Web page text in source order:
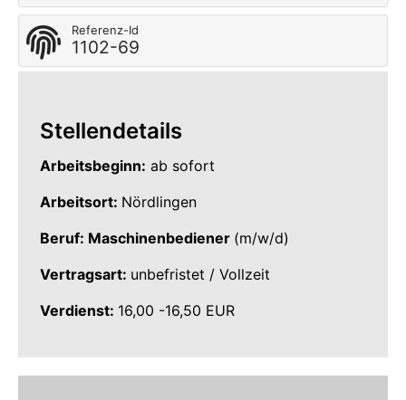
Referenz-Id
1102-69
Stellendetails
Arbeitsbeginn: ab sofort
Arbeitsort: Nördlingen
Beruf: Maschinenbediener (m/w/d)
Vertragsart: unbefristet / Vollzeit
Verdienst: 16,00 -16,50 EUR